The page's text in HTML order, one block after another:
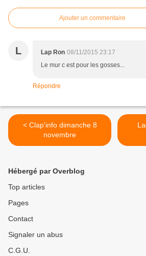
Ajouter un commentaire
L Lap Ron 08/11/2015 23:17
Le mur c est pour les gosses...
Répondre
< Clap'info dimanche 8
novembre
Hébergé par Overblog
Top articles
Pages
Contact
Signaler un abus
C.G.U.